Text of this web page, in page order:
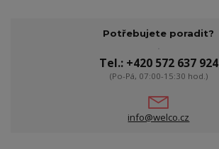
Potřebujete poradit?
Tel.: +420 572 637 924
(Po-Pá, 07:00-15:30 hod.)
info@welco.cz